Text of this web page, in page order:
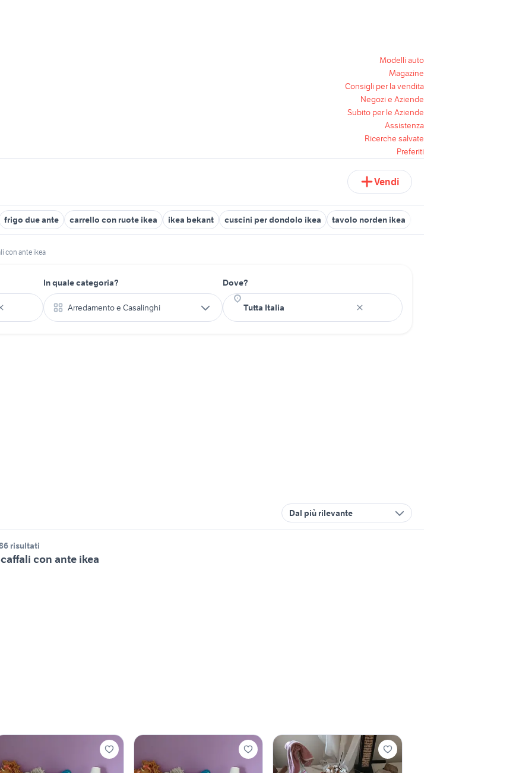
Modelli auto
Magazine
Consigli per la vendita
Negozi e Aziende
Subito per le Aziende
Assistenza
Ricerche salvate
Preferiti
Vendi
frigo due ante carrello con ruote ikea ikea bekant cuscini per dondolo ikea tavolo norden ikea
con ante ikea
In quale categoria?
Arredamento e Casalinghi
Dove?
Dal più rilevante
risultati
con ante ikea